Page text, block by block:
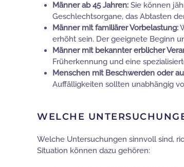
Männer ab 45 Jahren: Sie können
Geschlechtsorgane, das Abtasten
Männer mit familiärer Vorbelastung:
erhöht sein. Der geeignete Beginn
Männer mit bekannter erblicher
Früherkennung und eine
Menschen mit Beschwerden oder
Auffälligkeiten sollten unabhängig
WELCHE
Welche Untersuchungen sinnvoll sind,
Situation können dazu gehören: